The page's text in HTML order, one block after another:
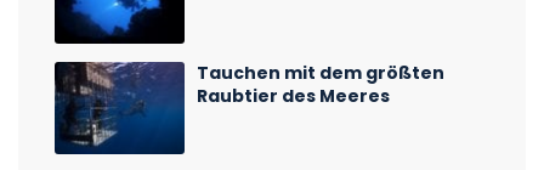
Tauchen mit dem größten
Raubtier des Meeres